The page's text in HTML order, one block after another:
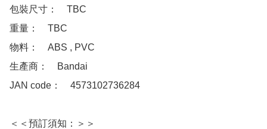
包裝尺寸：　TBC
重量：　TBC
物料：　ABS , PVC
生產商：　Bandai
JAN code：　4573102736284
＜＜預訂須知：＞＞